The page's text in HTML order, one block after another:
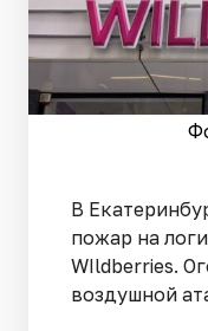
В
пожар на
WIldberries.
воздушной